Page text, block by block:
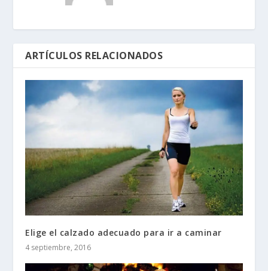
ARTÍCULOS RELACIONADOS
Elige el calzado adecuado para ir a caminar
4 septiembre, 2016